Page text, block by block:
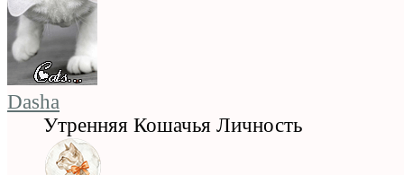
Dasha
Утренняя Кошачья Личность